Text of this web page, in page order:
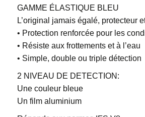
GAMME ÉLASTIQUE BLEU
L’original jamais égalé, protecteur
• Protection renforcée pour les
• Résiste aux frottements et à l’eau
• Simple, double ou triple détection
2 NIVEAU DE DETECTION:
Une couleur bleue
Un film aluminium